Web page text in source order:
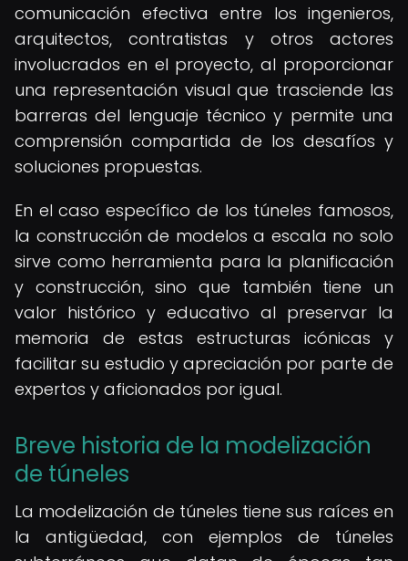
comunicación efectiva entre los ingenieros,
arquitectos, contratistas y otros actores
involucrados en el proyecto, al proporcionar
una representación visual que trasciende las
barreras del lenguaje técnico y permite una
comprensión compartida de los desafíos y
soluciones propuestas.
En el caso específico de los túneles famosos,
la construcción de modelos a escala no solo
sirve como herramienta para la planificación
y construcción, sino que también tiene un
valor histórico y educativo al preservar la
memoria de estas estructuras icónicas y
facilitar su estudio y apreciación por parte de
expertos y aficionados por igual.
Breve historia de la modelización
de túneles
La modelización de túneles tiene sus raíces en
la antigüedad, con ejemplos de túneles